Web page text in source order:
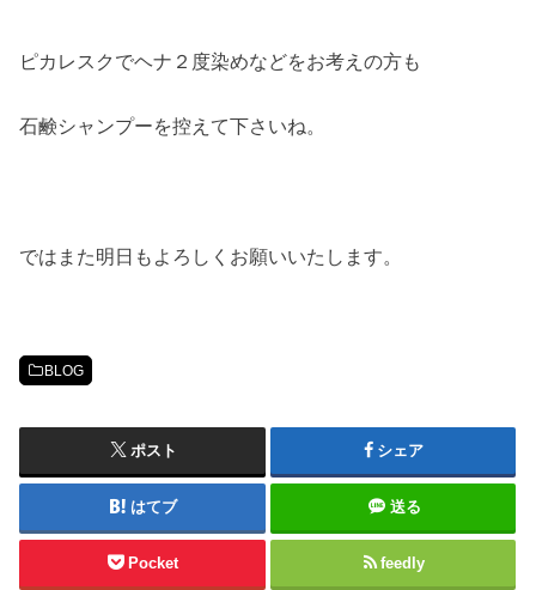
ピカレスクでヘナ２度染めなどをお考えの方も
石鹸シャンプーを控えて下さいね。
ではまた明日もよろしくお願いいたします。
BLOG
ポスト シェア
はてブ 送る
Pocket feedly